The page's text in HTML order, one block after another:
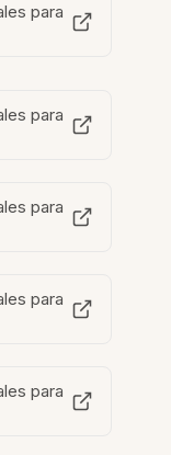
para
para
para
para
para